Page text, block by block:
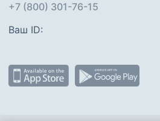
+7 (800) 301-76-15
Ваш ID: